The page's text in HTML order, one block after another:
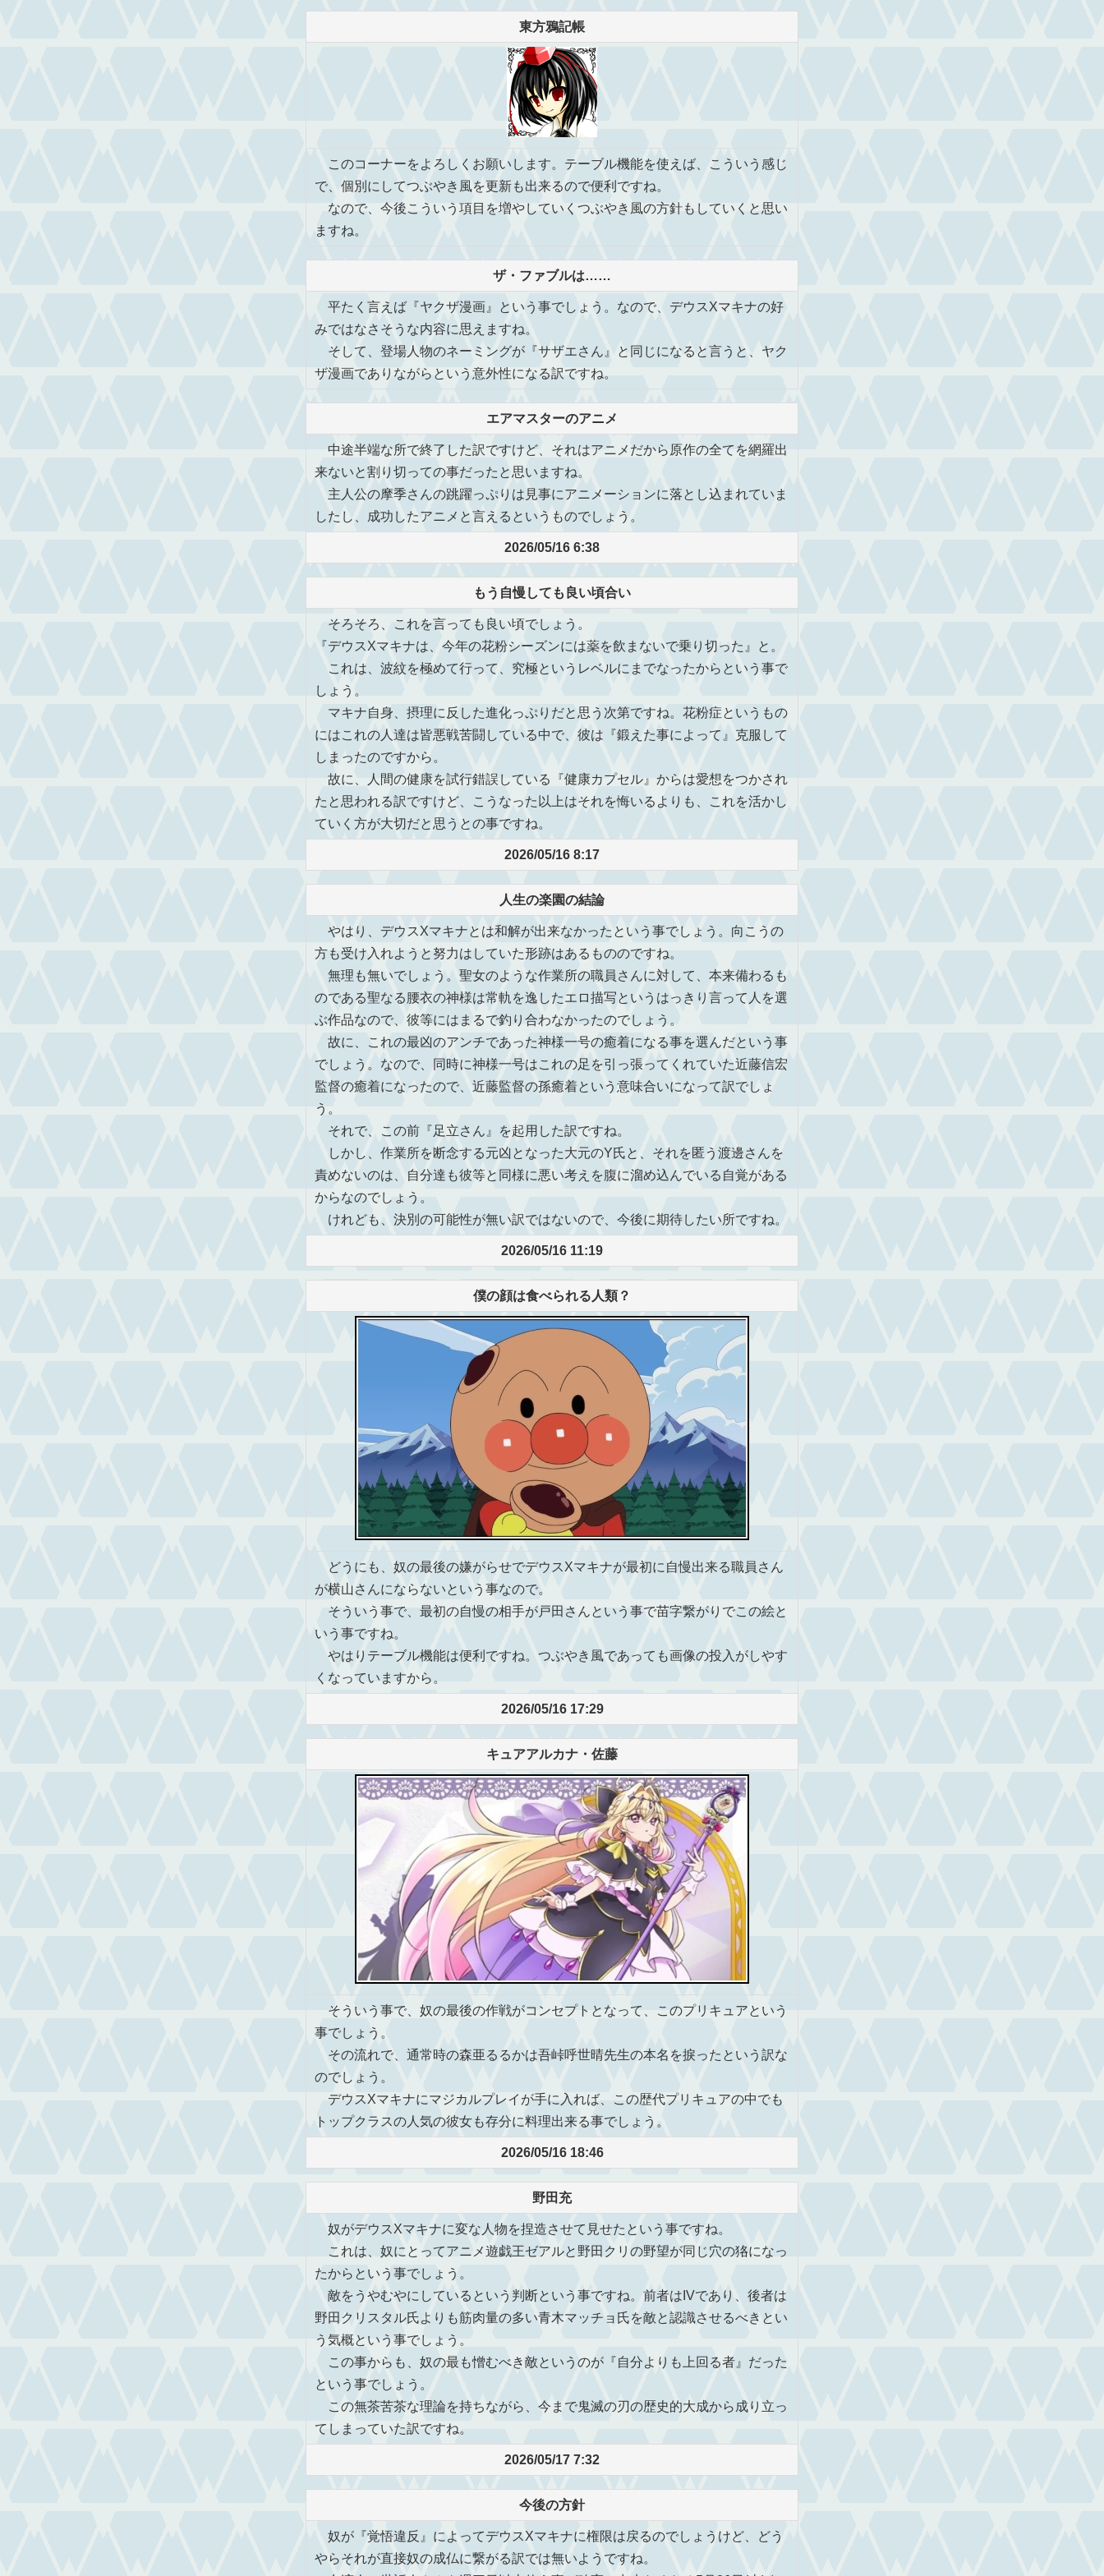
東方鴉記帳
このコーナーをよろしくお願いします。テーブル機能を使えば、こういう感じ
で、個別にしてつぶやき風を更新も出来るので便利ですね。
なので、今後こういう項目を増やしていくつぶやき風の方針もしていくと思い
ますね。
ザ・ファブルは……
平たく言えば『ヤクザ漫画』という事でしょう。なので、デウスXマキナの好
みではなさそうな内容に思えますね。
そして、登場人物のネーミングが『サザエさん』と同じになると言うと、ヤク
ザ漫画でありながらという意外性になる訳ですね。
エアマスターのアニメ
中途半端な所で終了した訳ですけど、それはアニメだから原作の全てを網羅出
来ないと割り切っての事だったと思いますね。
主人公の摩季さんの跳躍っぷりは見事にアニメーションに落とし込まれていま
したし、成功したアニメと言えるというものでしょう。
2026/05/16 6:38
もう自慢しても良い頃合い
そろそろ、これを言っても良い頃でしょう。
『デウスXマキナは、今年の花粉シーズンには薬を飲まないで乗り切った』と。
これは、波紋を極めて行って、究極というレベルにまでなったからという事で
しょう。
マキナ自身、摂理に反した進化っぷりだと思う次第ですね。花粉症というもの
にはこれの人達は皆悪戦苦闘している中で、彼は『鍛えた事によって』克服して
しまったのですから。
故に、人間の健康を試行錯誤している『健康カプセル』からは愛想をつかされ
たと思われる訳ですけど、こうなった以上はそれを悔いるよりも、これを活かし
ていく方が大切だと思うとの事ですね。
2026/05/16 8:17
人生の楽園の結論
やはり、デウスXマキナとは和解が出来なかったという事でしょう。向こうの
方も受け入れようと努力はしていた形跡はあるもののですね。
無理も無いでしょう。聖女のような作業所の職員さんに対して、本来備わるも
のである聖なる腰衣の神様は常軌を逸したエロ描写というはっきり言って人を選
ぶ作品なので、彼等にはまるで釣り合わなかったのでしょう。
故に、これの最凶のアンチであった神様一号の癒着になる事を選んだという事
でしょう。なので、同時に神様一号はこれの足を引っ張ってくれていた近藤信宏
監督の癒着になったので、近藤監督の孫癒着という意味合いになって訳でしょ
う。
それで、この前『足立さん』を起用した訳ですね。
しかし、作業所を断念する元凶となった大元のY氏と、それを匿う渡邊さんを
責めないのは、自分達も彼等と同様に悪い考えを腹に溜め込んでいる自覚がある
からなのでしょう。
けれども、決別の可能性が無い訳ではないので、今後に期待したい所ですね。
2026/05/16 11:19
僕の顔は食べられる人類？
どうにも、奴の最後の嫌がらせでデウスXマキナが最初に自慢出来る職員さん
が横山さんにならないという事なので。
そういう事で、最初の自慢の相手が戸田さんという事で苗字繋がりでこの絵と
いう事ですね。
やはりテーブル機能は便利ですね。つぶやき風であっても画像の投入がしやす
くなっていますから。
2026/05/16 17:29
キュアアルカナ・佐藤
そういう事で、奴の最後の作戦がコンセプトとなって、このプリキュアという
事でしょう。
その流れで、通常時の森亜るるかは吾峠呼世晴先生の本名を捩ったという訳な
のでしょう。
デウスXマキナにマジカルプレイが手に入れば、この歴代プリキュアの中でも
トップクラスの人気の彼女も存分に料理出来る事でしょう。
2026/05/16 18:46
野田充
奴がデウスXマキナに変な人物を捏造させて見せたという事ですね。
これは、奴にとってアニメ遊戯王ゼアルと野田クリの野望が同じ穴の狢になっ
たからという事でしょう。
敵をうやむやにしているという判断という事ですね。前者はIVであり、後者は
野田クリスタル氏よりも筋肉量の多い青木マッチョ氏を敵と認識させるべきとい
う気概という事でしょう。
この事からも、奴の最も憎むべき敵というのが『自分よりも上回る者』だった
という事でしょう。
この無茶苦茶な理論を持ちながら、今まで鬼滅の刃の歴史的大成から成り立っ
てしまっていた訳ですね。
2026/05/17 7:32
今後の方針
奴が『覚悟違反』によってデウスXマキナに権限は戻るのでしょうけど、どう
やらそれが直接奴の成仏に繋がる訳では無いようですね。